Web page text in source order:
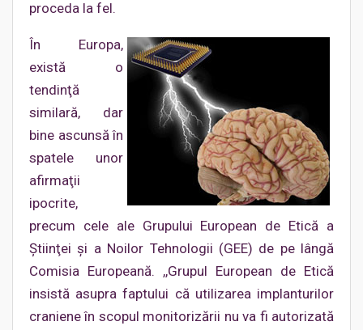
proceda la fel.
În Europa,
există o
tendinţă
similară, dar
bine ascunsă în
spatele unor
afirmaţii
ipocrite,
precum cele ale Grupului European de Etică a
Ştiinţei şi a Noilor Tehnologii (GEE) de pe lângă
Comisia Europeană. ,,Grupul European de Etică
insistă asupra faptului că utilizarea implanturilor
craniene în scopul monitorizării nu va fi autorizată